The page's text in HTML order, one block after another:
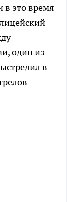
в это время
один из
в